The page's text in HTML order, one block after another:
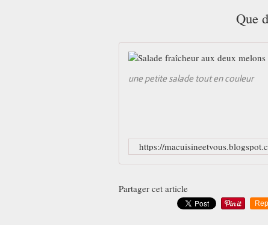
Que
une petite salade tout en couleur
https://
Partager cet article